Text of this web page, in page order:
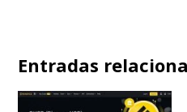
Entradas